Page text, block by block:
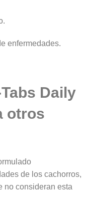
enfermedades.
Daily
otros
de los cachorros,
no consideran esta